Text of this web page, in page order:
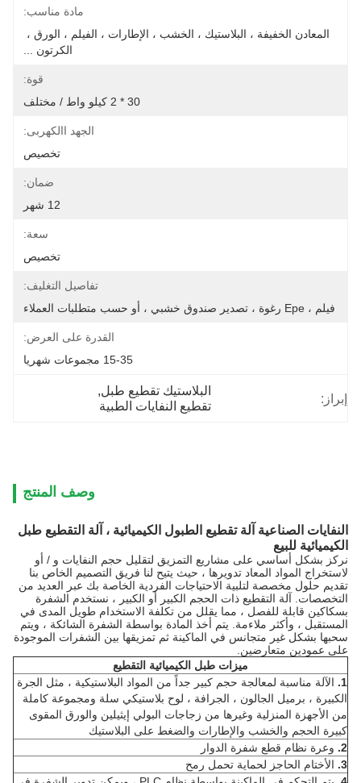
مادة مناسب:
الكرتون ...
قوة:
30 * 2 كيلو واط / مختلف
الجهد االكهربى:
تخصيص
ضمان:
12 شهر
سعة:
تخصيص
تفاصيل التغليف:
فيلم ، Epe رغوة ، تصدير صندوق خشبي ، أو حسب متطلبات العملاء
القدرة على العرض:
15-35 مجموعات شهريا
إبراز:
البلاستيك تقطيع طبل,
تقطيع النفايات الطبية
وصف المنتج
النفايات الصناعية آلة تقطيع الطبول الكيميائية ، آلة التقطيع طبل
الكيميائية للبيع
نركز بشكل أساسي على مشاريع التمزيق لتقليل حجم النفايات و / أو
لاستخراج المواد المعاد تدويرها ، حيث يتيح لنا فريق التصميم الخاص بنا
تقديم حلول مخصصة لتلبية الاحتياجات الفردية الخاصة بك عبر العديد من
التخصصات.
آلة التقطيع ذات الحجم الكبير أو الكبير ، نستخدم الشفرة
بسكاكين قابلة للفصل ، مما يقلل من تكلفة الاستخدام طويل المدى في
المستقبل ، وأكثر ملاءمة.
يتم أخذ المادة بواسطة الشفرة الشائكة ، ويتم
سحبها بشكل غير متجانس في الماكينة ثم تمزيقها بين الشفرات الموجودة
على عمودين متعارضين.
ميزات طبل الكيميائية التقطيع
1.
الآلة مناسبة لمعالجة حجم كبير جداً من المواد البلاستيكية ، مثل الجرة
الكبيرة ، برميل الجالون ، الجرافة ، لوح بلاستيكي سلة ومجموعة كاملة
من الأجهزة المنزلية وغيرها من زجاجات البولي إيثيلين والورق المقوى
كبيرة الحجم والخشب والإطارات والضغط على البلاستيك
2. وعرة نظام قطع شفرة الدوار
3. الأختام الحاجز لحماية تحمل رمح